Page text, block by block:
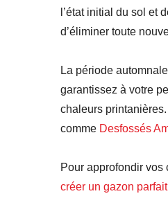
l’état initial du sol et
d’éliminer toute
La période
garantissez à votre
chaleurs
comme Desfossés
Pour approfondir vos
créer un gazon parfait